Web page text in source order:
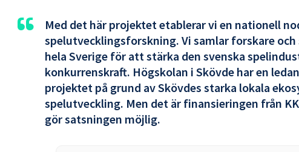
“
Med det här projektet etablerar vi en nationell
spelutvecklingsforskning. Vi samlar forskare
hela Sverige för att stärka den svenska
konkurrenskraft. Högskolan i Skövde har en
projektet på grund av Skövdes starka lokala
spelutveckling. Men det är finansieringen från
gör satsningen möjlig.